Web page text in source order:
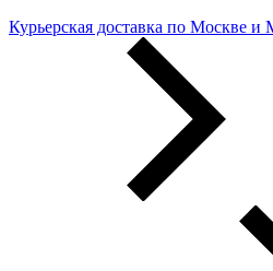
Курьерская доставка по Москве и